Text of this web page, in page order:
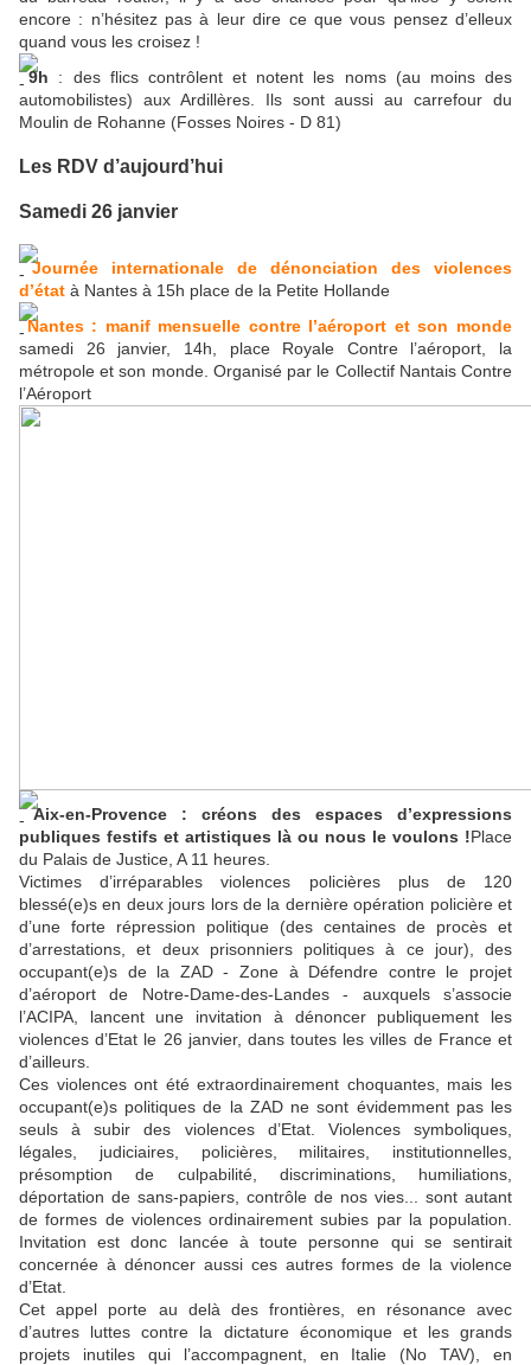
encore : n’hésitez pas à leur dire ce que vous pensez d’elleux
quand vous les croisez !
9h : des flics contrôlent et notent les noms (au moins des
automobilistes) aux Ardillères. Ils sont aussi au carrefour du
Moulin de Rohanne (Fosses Noires - D 81)
Les RDV d’aujourd’hui
Samedi 26 janvier
Journée internationale de dénonciation des violences
d’état à Nantes à 15h place de la Petite Hollande
Nantes : manif mensuelle contre l’aéroport et son monde
samedi 26 janvier, 14h, place Royale Contre l’aéroport, la
métropole et son monde. Organisé par le Collectif Nantais Contre
l’Aéroport
Aix-en-Provence : créons des espaces d’expressions
publiques festifs et artistiques là ou nous le voulons !Place
du Palais de Justice, A 11 heures.
Victimes d’irréparables violences policières plus de 120
blessé(e)s en deux jours lors de la dernière opération policière et
d’une forte répression politique (des centaines de procès et
d’arrestations, et deux prisonniers politiques à ce jour), des
occupant(e)s de la ZAD - Zone à Défendre contre le projet
d’aéroport de Notre-Dame-des-Landes - auxquels s’associe
l’ACIPA, lancent une invitation à dénoncer publiquement les
violences d’Etat le 26 janvier, dans toutes les villes de France et
d’ailleurs.
Ces violences ont été extraordinairement choquantes, mais les
occupant(e)s politiques de la ZAD ne sont évidemment pas les
seuls à subir des violences d’Etat. Violences symboliques,
légales, judiciaires, policières, militaires, institutionnelles,
présomption de culpabilité, discriminations, humiliations,
déportation de sans-papiers, contrôle de nos vies... sont autant
de formes de violences ordinairement subies par la population.
Invitation est donc lancée à toute personne qui se sentirait
concernée à dénoncer aussi ces autres formes de la violence
d’Etat.
Cet appel porte au delà des frontières, en résonance avec
d’autres luttes contre la dictature économique et les grands
projets inutiles qui l’accompagnent, en Italie (No TAV), en